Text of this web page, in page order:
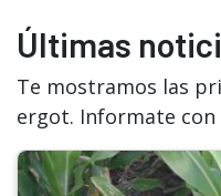
Últimas
Te mostramos las
ergot. Informate con